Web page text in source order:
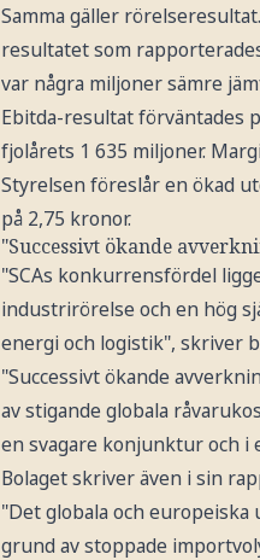
Samma gäller
resultatet som
var några miljoner sämre
Ebitda-resultat förväntades
fjolårets 1 635 miljoner.
Styrelsen föreslår en ökad
på 2,75 kronor.
"Successivt ökande
"SCAs konkurrensfördel
industrirörelse och en hög
energi och logistik", skriver
"Successivt ökande
av stigande globala
en svagare konjunktur och i
Bolaget skriver även i sin
"Det globala och
grund av stoppade